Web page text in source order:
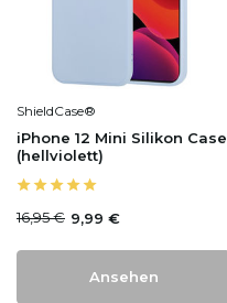
ShieldCase®
iPhone 12 Mini Silikon Case
(hellviolett)
16,95 € 9,99 €
Ansehen